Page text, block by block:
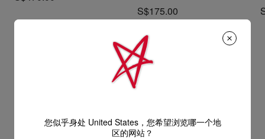
S$175.00
您似乎身处 United States，您希望浏览哪一个地
区的网站？